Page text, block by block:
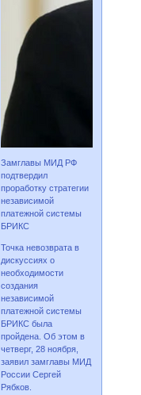
Замглавы МИД РФ
подтвердил
проработку стратегии
независимой
платежной системы
БРИКС
Точка невозврата в
дискуссиях о
необходимости
создания
независимой
платежной системы
БРИКС была
пройдена. Об этом в
четверг, 28 ноября,
заявил замглавы МИД
России Сергей
Рябков.